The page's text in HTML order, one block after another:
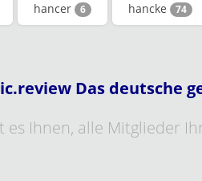
hancer 6 hancke 74
Das deutsche
es Ihnen, alle Mitglieder